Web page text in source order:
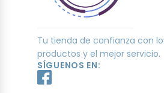
Tu tienda de confianza con
productos y el mejor servicio.
SÍGUENOS EN: